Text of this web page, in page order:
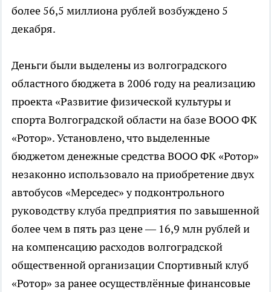
более 56,5 миллиона рублей возбуждено 5
декабря.
Деньги были выделены из волгоградского
областного бюджета в 2006 году на реализацию
проекта «Развитие физической культуры и
спорта Волгоградской области на базе ВООО ФК
«Ротор». Установлено, что выделенные
бюджетом денежные средства ВООО ФК «Ротор»
незаконно использовало на приобретение двух
автобусов «Мерседес» у подконтрольного
руководству клуба предприятия по завышенной
более чем в пять раз цене — 16,9 млн рублей и
на компенсацию расходов волгоградской
общественной организации Спортивный клуб
«Ротор» за ранее осуществлённые финансовые